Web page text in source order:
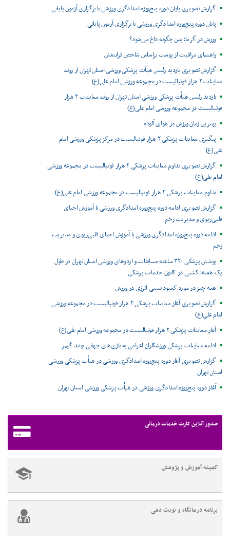
گزارش تصویری پایان دوره پنج‌روزه امدادگری ورزشی با برگزاری آزمون پایانی
پایان دوره پنج‌روزه امدادگری ورزشی با برگزاری آزمون پایانی
ورزش در گرما؛ بدن چگونه داغ می‌شود؟
راهنمای مراقبت از پوست براساس شاخص فرابنفش
گزارش تصویری بازدید رئیس هیأت پزشکی ورزشی استان تهران از روند
معاینات ۲ هزار فوتبالیست در مجموعه ورزشی امام علی(ع)
بازدید رئیس هیأت پزشکی ورزشی استان تهران از روند معاینات ۲ هزار
فوتبالیست در مجموعه ورزشی امام علی(ع)
بهترین زمان ورزش در هوای آلوده
پیگیری معاینات پزشکی ۲ هزار فوتبالیست در مرکز پزشکی ورزشی امام
علی(ع)
گزارش تصویری تداوم معاینات پزشکی ۲ هزار فوتبالیست در مجموعه ورزشی
امام علی(ع)
تداوم معاینات پزشکی ۲ هزار فوتبالیست در مجموعه ورزشی امام علی(ع)
گزارش تصویری ادامه دوره پنج‌روزه امدادگری ورزشی با آموزش احیای
قلبی‌ریوی و مدیریت زخم
ادامه دوره پنج‌روزه امدادگری ورزشی با آموزش احیای قلبی‌ریوی و مدیریت
زخم
پوشش پزشکی ۳۲۰ ساعته مسابقات و اردوهای ورزشی استان تهران در طول
یک هفته؛ کشتی در کانون خدمات پزشکی
همه چیز در مورد کمبود نسبی انرژی در ورزش
گزارش تصویری آغاز معاینات پزشکی ۲ هزار فوتبالیست در مجموعه ورزشی
امام علی(ع)
آغاز معاینات پزشکی ۲ هزار فوتبالیست در مجموعه ورزشی امام علی(ع)
ادامه معاینات پزشکی ورزشکاران اعزامی به بازی‌های جهانی نومد گیمز
گزارش تصویری آغاز دوره پنج‌روزه امدادگری ورزشی در هیأت پزشکی ورزشی
استان تهران
آغاز دوره پنج‌روزه امدادگری ورزشی در هیأت پزشکی ورزشی استان تهران
صدور آنلاین کارت خدمات درمانی
کمیته آموزش و پژوهش
برنامه درمانگاه و نوبت دهی